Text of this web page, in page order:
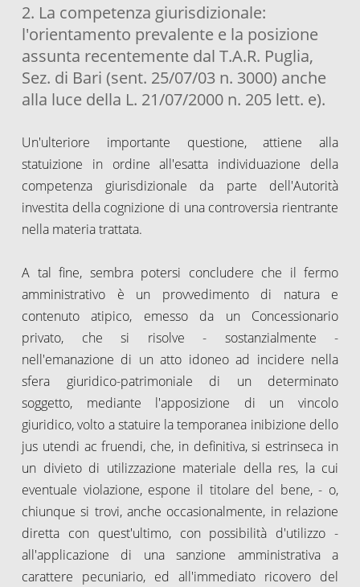
2. La competenza giurisdizionale:
l'orientamento prevalente e la posizione
assunta recentemente dal T.A.R. Puglia,
Sez. di Bari (sent. 25/07/03 n. 3000) anche
alla luce della L. 21/07/2000 n. 205 lett. e).
Un'ulteriore importante questione, attiene alla
statuizione in ordine all'esatta individuazione della
competenza giurisdizionale da parte dell'Autorità
investita della cognizione di una controversia rientrante
nella materia trattata.
A tal fine, sembra potersi concludere che il fermo
amministrativo è un provvedimento di natura e
contenuto atipico, emesso da un Concessionario
privato, che si risolve - sostanzialmente -
nell'emanazione di un atto idoneo ad incidere nella
sfera giuridico-patrimoniale di un determinato
soggetto, mediante l'apposizione di un vincolo
giuridico, volto a statuire la temporanea inibizione dello
jus utendi ac fruendi, che, in definitiva, si estrinseca in
un divieto di utilizzazione materiale della res, la cui
eventuale violazione, espone il titolare del bene, - o,
chiunque si trovi, anche occasionalmente, in relazione
diretta con quest'ultimo, con possibilità d'utilizzo -
all'applicazione di una sanzione amministrativa a
carattere pecuniario, ed all'immediato ricovero del